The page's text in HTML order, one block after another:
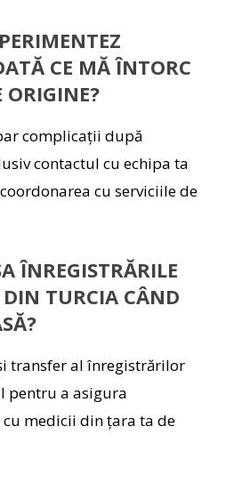
CE MĂ ÎNTORC
ORIGINE?
complicații după
contactul cu echipa ta
cu serviciile de
ÎNREGISTRĂRILE
DIN TURCIA CÂND
transfer al înregistrărilor
pentru a asigura
medicii din țara ta de